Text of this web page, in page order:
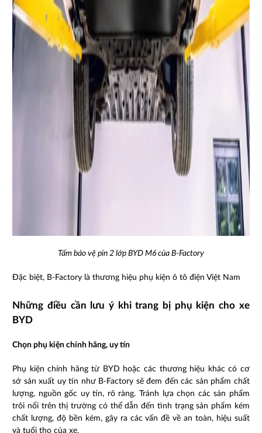
Tấm bảo vệ pin 2 lớp BYD M6 của B-Factory
Đặc biệt, B-Factory là thương hiệu phụ kiện ô tô điện Việt Nam
Những điều cần lưu ý khi trang bị phụ kiện cho xe
BYD
Chọn phụ kiện chính hãng, uy tín
Phụ kiện chính hãng từ BYD hoặc các thương hiệu khác có cơ
sở sản xuất uy tín như B-Factory sẽ đem đến các sản phẩm chất
lượng, nguồn gốc uy tín, rõ ràng. Tránh lựa chọn các sản phẩm
trôi nổi trên thị trường có thể dẫn đến tình trạng sản phẩm kém
chất lượng, độ bền kém, gây ra các vấn đề về an toàn, hiệu suất
và tuổi thọ của xe.